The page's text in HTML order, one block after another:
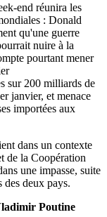
end réunira les
: Donald
qu'une guerre
nuire à la
pourtant mener
sur 200 milliards de
janvier, et menace
importées aux
dans un contexte
de la Coopération
une impasse, suite
des deux pays.
Poutine